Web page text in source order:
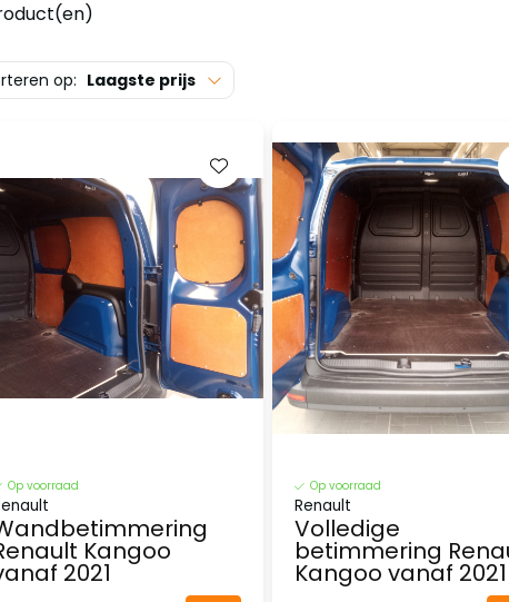
op: Laagste prijs
Op voorraad
Kangoo
2021
Op voorraad
Renault
Volledige
betimmering
Kangoo vanaf 2021